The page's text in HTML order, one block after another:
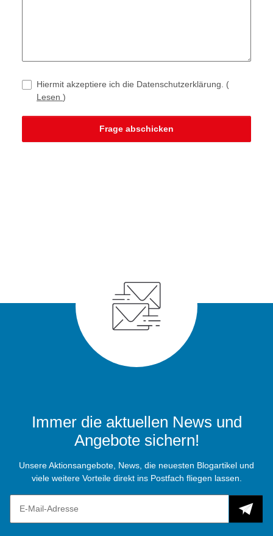
Hiermit akzeptiere ich die Datenschutzerklärung. (
Lesen )
Frage abschicken
Immer die aktuellen News und
Angebote sichern!
Unsere Aktionsangebote, News, die neuesten Blogartikel und
viele weitere Vorteile direkt ins Postfach fliegen lassen.